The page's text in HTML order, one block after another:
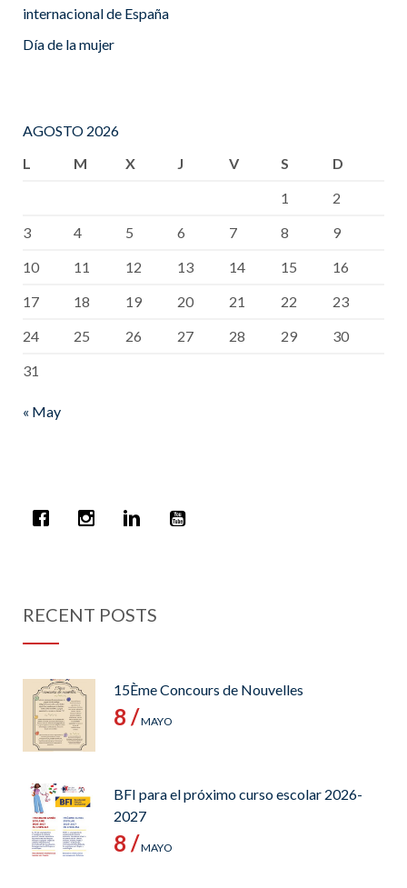
internacional de España
Día de la mujer
AGOSTO 2026
L
M X J V S
D
1
2
3
4 5 6 7 8
9
10
11 12 13 14 15
16
17
18 19 20 21 22
23
24
25 26 27 28 29
30
31
« May
RECENT POSTS
15Ème Concours de Nouvelles
8 /MAYO
BFI para el próximo curso escolar 2026-
2027
8 /MAYO